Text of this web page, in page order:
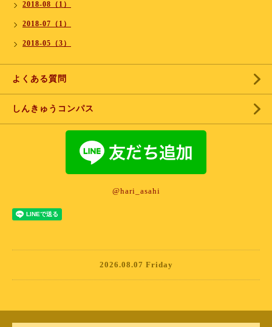
2018-08（1）
2018-07（1）
2018-05（3）
よくある質問
しんきゅうコンパス
@hari_asahi
2026.08.07 Friday